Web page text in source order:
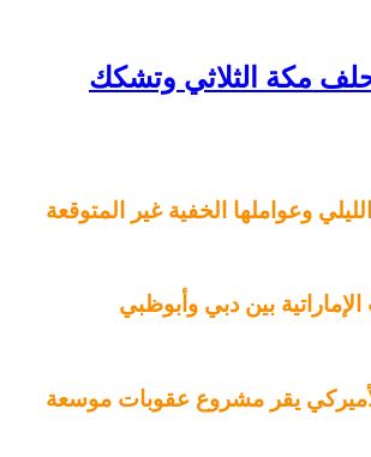
مكة الثلاثي وتشكك
وعواملها الخفية غير المتوقعة
بين دبي وأبوظبي
يقر مشروع عقوبات موسعة